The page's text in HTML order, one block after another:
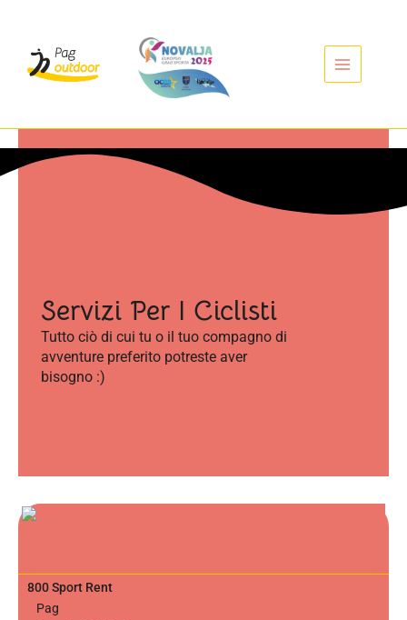
contenuto
Servizi Per I Ciclisti
Tutto ciò di cui tu o il tuo compagno di
avventure preferito potreste aver
bisogno :)
800 Sport Rent
Pag